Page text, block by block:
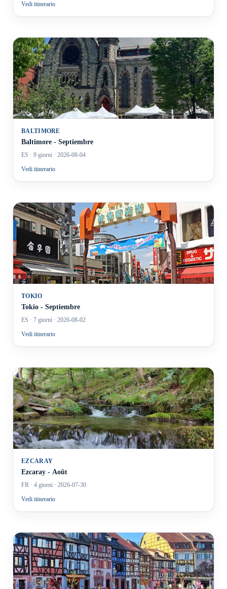
Vedi itinerario
BALTIMORE
Baltimore - Septiembre
ES · 9 giorni · 2026-08-04
Vedi itinerario
TOKIO
Tokio - Septiembre
ES · 7 giorni · 2026-08-02
Vedi itinerario
EZCARAY
Ezcaray - Août
FR · 4 giorni · 2026-07-30
Vedi itinerario